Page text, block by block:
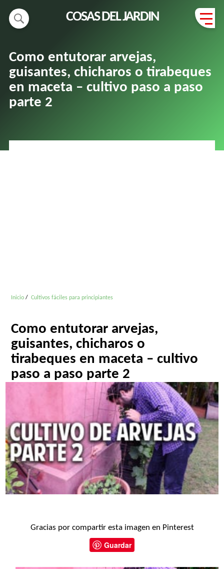
COSAS DEL JARDIN
Como entutorar arvejas,
guisantes, chicharos o tirabeques
en maceta – cultivo paso a paso
parte 2
Inicio Cultivos fáciles para principiantes
Como entutorar arvejas,
guisantes, chicharos o
tirabeques en maceta – cultivo
paso a paso parte 2
Gracias por compartir esta imagen en Pinterest
Guardar